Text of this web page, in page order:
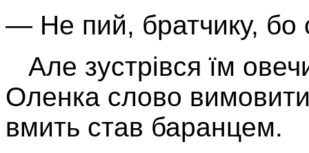
— Не пий, братчику, бо
Але зустрівся їм
Оленка слово
вмить став баранцем.